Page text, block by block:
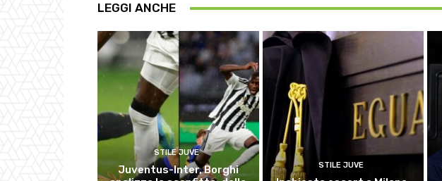
LEGGI ANCHE
STILE JUVE
Juventus-Inter, Borghi
STILE JUVE